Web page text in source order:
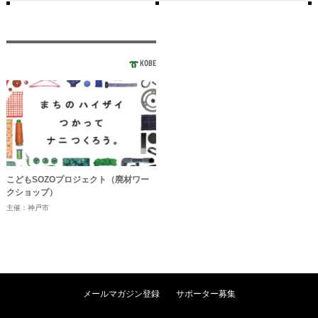
KOBE
こどもSOZOプロジェクト（廃材ワー
クショップ）
主催：神戸市
メールマガジン登録 サポーター募集